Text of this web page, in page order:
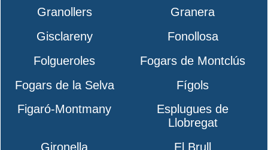
Granollers
Granera
Gisclareny
Fonollosa
Folgueroles
Fogars de Montclús
Fogars de la Selva
Fígols
Figaró-Montmany
Esplugues de
Llobregat
Gironella
El Brull